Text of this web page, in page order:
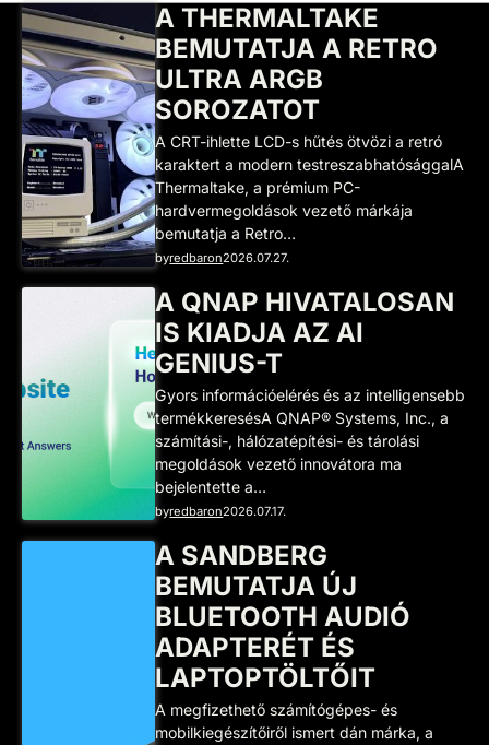
A THERMALTAKE
BEMUTATJA A RETRO
ULTRA ARGB
SOROZATOT
A CRT-ihlette LCD-s hűtés ötvözi a retró
karaktert a modern testreszabhatósággalA
Thermaltake, a prémium PC-
hardvermegoldások vezető márkája
bemutatja a Retro…
byredbaron2026.07.27.
A QNAP HIVATALOSAN
IS KIADJA AZ AI
GENIUS-T
Gyors információelérés és az intelligensebb
termékkeresésA QNAP® Systems, Inc., a
számítási-, hálózatépítési- és tárolási
megoldások vezető innovátora ma
bejelentette a…
byredbaron2026.07.17.
A SANDBERG
BEMUTATJA ÚJ
BLUETOOTH AUDIÓ
ADAPTERÉT ÉS
LAPTOPTÖLTŐIT
A megfizethető számítógépes- és
mobilkiegészítőiről ismert dán márka, a